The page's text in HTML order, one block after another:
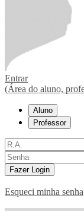
Entrar
(Área do aluno,
Aluno
Professor
Fazer Login
Esqueci minha senha